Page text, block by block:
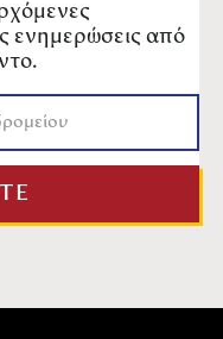
ενημερώσεις από